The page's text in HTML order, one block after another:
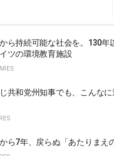
ら持続可能な社会を。130年
ツの環境教育施設
共和党州知事でも、こんな
ら7年、戻らぬ「あたりまえ